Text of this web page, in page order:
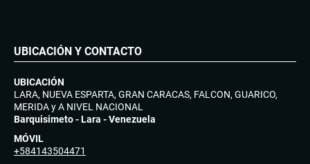
UBICACIÓN Y CONTACTO
UBICACIÓN
LARA, NUEVA ESPARTA, GRAN CARACAS, FALCON, GUARICO,
MERIDA y A NIVEL NACIONAL
Barquisimeto - Lara - Venezuela
MÓVIL
+584143504471